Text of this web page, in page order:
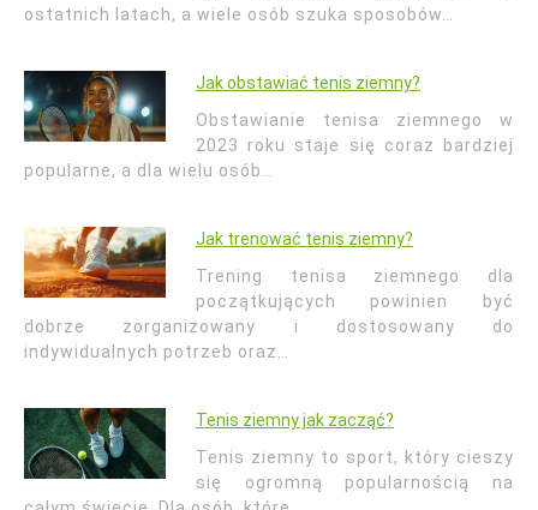
ostatnich latach, a wiele osób szuka sposobów…
Jak obstawiać tenis ziemny?
Obstawianie tenisa ziemnego w
2023 roku staje się coraz bardziej
popularne, a dla wielu osób…
Jak trenować tenis ziemny?
Trening tenisa ziemnego dla
początkujących powinien być
dobrze zorganizowany i dostosowany do
indywidualnych potrzeb oraz…
Tenis ziemny jak zacząć?
Tenis ziemny to sport, który cieszy
się ogromną popularnością na